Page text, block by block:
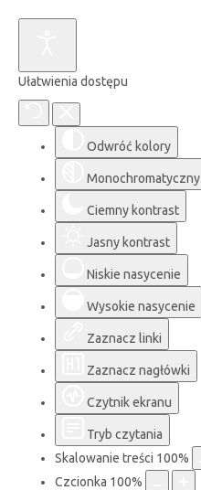
Ułatwienia dostępu
Odwróć kolory
Monochromatyczny
Ciemny kontrast
Jasny kontrast
Niskie nasycenie
Wysokie nasycenie
Zaznacz linki
Zaznacz nagłówki
Czytnik ekranu
Tryb czytania
Skalowanie treści 100%
Czcionka 100%